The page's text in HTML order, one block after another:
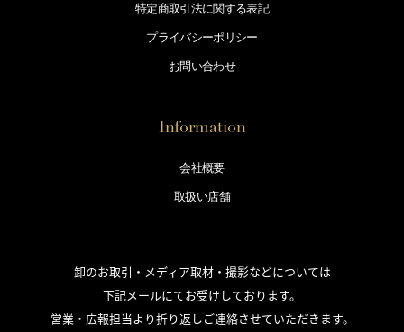
特定商取引法に関する表記
プライバシーポリシー
お問い合わせ
Information
会社概要
取扱い店舗
卸のお取引・メディア取材・撮影などについては
下記メールにてお受けしております。
営業・広報担当より折り返しご連絡させていただきます。